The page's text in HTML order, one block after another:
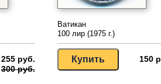
255 руб.
300 руб.
Ватикан
100 лир (1975 г.)
150